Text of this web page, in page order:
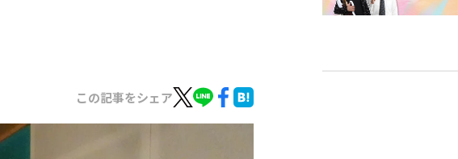
この記事をシェア